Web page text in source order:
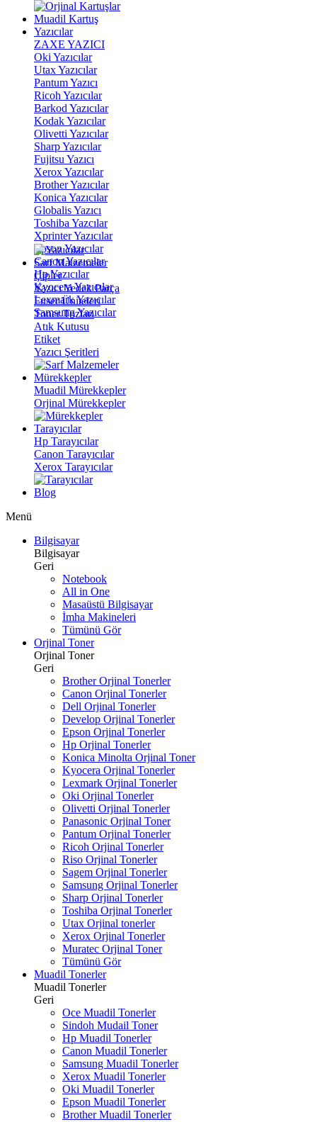
Muadil Kartuş
Yazıcılar
ZAXE YAZICI
Oki Yazıcılar
Utax Yazıcılar
Pantum Yazıcı
Ricoh Yazıcılar
Barkod Yazıcılar
Kodak Yazıcılar
Olivetti Yazıcılar
Sharp Yazıcılar
Fujitsu Yazıcı
Xerox Yazıcılar
Brother Yazıcılar
Konica Yazıcılar
Globalis Yazıcı
Toshiba Yazcılar
Xprinter Yazıcılar
Epson Yazıcılar
Canon Yazıcılar
Hp Yazıcılar
Kyocera Yazıcılar
Lexmark Yazıcılar
Samsung Yazıcılar
Sarf Malzemeler
Çipler
Yazıcı Yedek Parça
Fuser Üniteleri
Toner Tozları
Atık Kutusu
Etiket
Yazıcı Şeritleri
Mürekkepler
Muadil Mürekkepler
Orjinal Mürekkepler
Tarayıcılar
Hp Tarayıcılar
Canon Tarayıcılar
Xerox Tarayıcılar
Blog
Menü
Bilgisayar
Bilgisayar
Geri
Notebook
All in One
Masaüstü Bilgisayar
İmha Makineleri
Tümünü Gör
Orjinal Toner
Orjinal Toner
Geri
Brother Orjinal Tonerler
Canon Orjinal Tonerler
Dell Orjinal Tonerler
Develop Orjinal Tonerler
Epson Orjinal Tonerler
Hp Orjinal Tonerler
Konica Minolta Orjinal Toner
Kyocera Orjinal Tonerler
Lexmark Orjinal Tonerler
Oki Orjinal Tonerler
Olivetti Orjinal Tonerler
Panasonic Orjinal Toner
Pantum Orjinal Tonerler
Ricoh Orjinal Tonerler
Riso Orjinal Tonerler
Sagem Orjinal Tonerler
Samsung Orjinal Tonerler
Sharp Orjinal Tonerler
Toshiba Orjinal Tonerler
Utax Orjinal tonerler
Xerox Orjinal Tonerler
Muratec Orjinal Toner
Tümünü Gör
Muadil Tonerler
Muadil Tonerler
Geri
Oce Muadil Tonerler
Sindoh Mudail Toner
Hp Muadil Tonerler
Canon Muadil Tonerler
Samsung Muadil Tonerler
Xerox Muadil Tonerler
Oki Muadil Tonerler
Epson Muadil Tonerler
Brother Muadil Tonerler